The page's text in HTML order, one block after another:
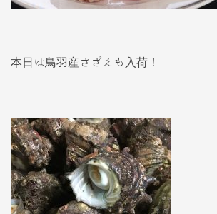
本日は鳥羽産さざえも入荷！